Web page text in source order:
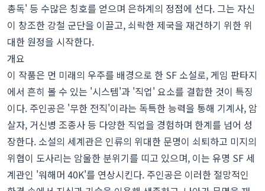
총독' 등 수많은 칭호를 얻으며 은하계의 정점에 선다. 그는 자신
이 창조한 강철 군단을 이끌고, 쇠락한 제국을 재건하기 위한 위
대한 원정을 시작한다.
개요
이 작품은 먼 미래의 우주를 배경으로 한 SF 소설로, 게임 판타지
에서 흔히 볼 수 있는 '시스템'과 '직업' 요소를 결합한 것이 특징
이다. 주인공은 '무한 전직'이라는 독특한 능력을 통해 기계사, 암
살자, 거신병 조종사 등 다양한 직업을 경험하며 한계를 넘어 성
장한다. 소설의 세계관은 인류의 위대한 문명이 쇠퇴하고 미지의
위협이 도사리는 암울한 분위기를 띠고 있으며, 이는 유명 SF 세
계관인 '워해머 40K'를 연상시킨다. 주인공은 이러한 절망적인